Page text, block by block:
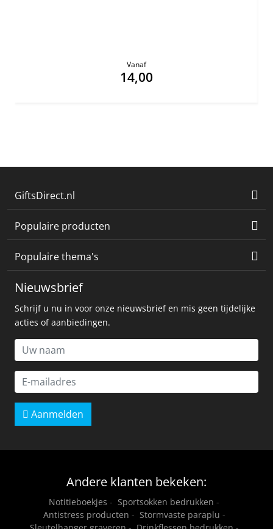
Vanaf
14,00
GiftsDirect.nl
Populaire producten
Populaire thema's
Nieuwsbrief
Schrijf u nu in voor onze nieuwsbrief en mis geen tijdelijke
acties of aanbiedingen.
Aanmelden
Andere klanten bekeken:
Notitieboekjes - Sportsokken bedrukken -
Antistress producten - Stormvaste paraplu -